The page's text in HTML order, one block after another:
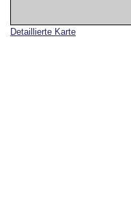
Detaillierte Karte